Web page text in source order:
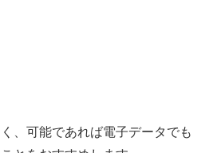
、可能であれば電子データでも